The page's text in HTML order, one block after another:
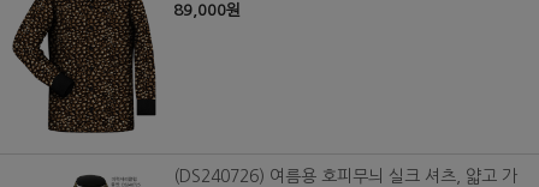
89,000원
(DS240726) 여름용 호피무늬 실크 셔츠, 얇고 가